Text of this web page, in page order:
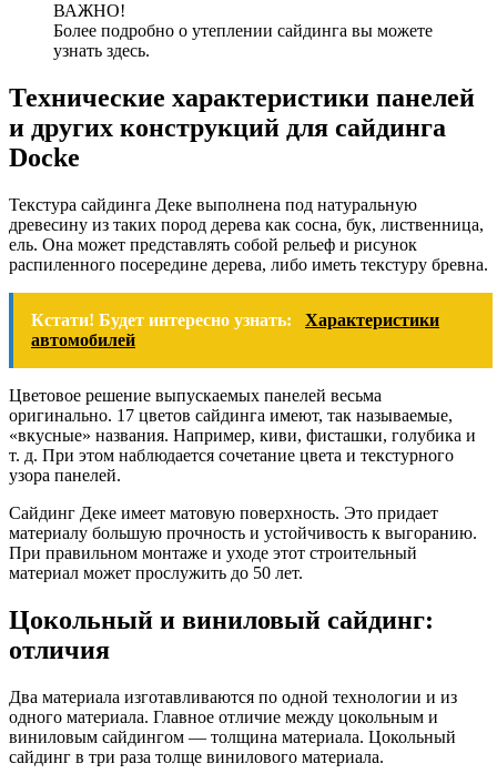
ВАЖНО!
Более подробно о утеплении сайдинга вы можете
узнать здесь.
Технические характеристики панелей
и других конструкций для сайдинга
Docke
Текстура сайдинга Деке выполнена под натуральную
древесину из таких пород дерева как сосна, бук, лиственница,
ель. Она может представлять собой рельеф и рисунок
распиленного посередине дерева, либо иметь текстуру бревна.
Кстати! Будет интересно узнать:
Характеристики
автомобилей
Цветовое решение выпускаемых панелей весьма
оригинально. 17 цветов сайдинга имеют, так называемые,
«вкусные» названия. Например, киви, фисташки, голубика и
т. д. При этом наблюдается сочетание цвета и текстурного
узора панелей.
Сайдинг Деке имеет матовую поверхность. Это придает
материалу большую прочность и устойчивость к выгоранию.
При правильном монтаже и уходе этот строительный
материал может прослужить до 50 лет.
Цокольный и виниловый сайдинг:
отличия
Два материала изготавливаются по одной технологии и из
одного материала. Главное отличие между цокольным и
виниловым сайдингом — толщина материала. Цокольный
сайдинг в три раза толще винилового материала.